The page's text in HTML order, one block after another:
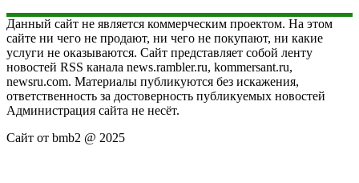
Данный сайт не является коммерческим проектом. На этом
сайте ни чего не продают, ни чего не покупают, ни какие
услуги не оказываются. Сайт представляет собой ленту
новостей RSS канала news.rambler.ru, kommersant.ru,
newsru.com. Материалы публикуются без искажения,
ответственность за достоверность публикуемых новостей
Администрация сайта не несёт.
Сайт от bmb2 @ 2025